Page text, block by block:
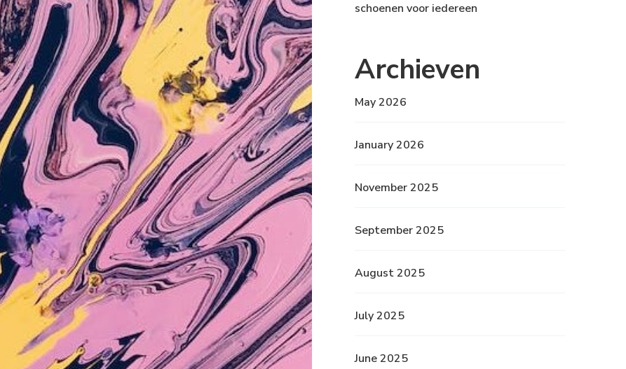
schoenen voor iedereen
Archieven
May 2026
January 2026
November 2025
September 2025
August 2025
July 2025
June 2025